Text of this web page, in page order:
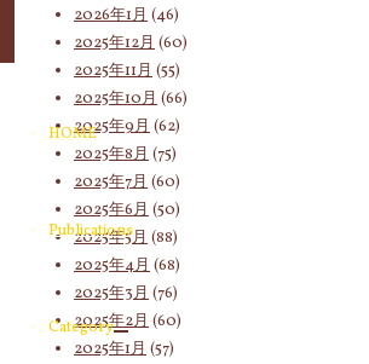
HOME
Publications
Category
2026年1月 (46)
2025年12月 (60)
2025年11月 (55)
2025年10月 (66)
2025年9月 (62)
2025年8月 (75)
2025年7月 (60)
2025年6月 (50)
2025年5月 (88)
2025年4月 (68)
2025年3月 (76)
2025年2月 (60)
2025年1月 (57)